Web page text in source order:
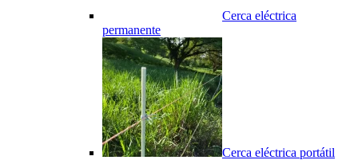
Cerca eléctrica
permanente
Cerca eléctrica portátil